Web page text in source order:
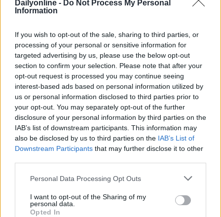
Dailyonline - Do Not Process My Personal
Information
If you wish to opt-out of the sale, sharing to third parties, or
processing of your personal or sensitive information for
targeted advertising by us, please use the below opt-out
section to confirm your selection. Please note that after your
opt-out request is processed you may continue seeing
interest-based ads based on personal information utilized by
us or personal information disclosed to third parties prior to
your opt-out. You may separately opt-out of the further
disclosure of your personal information by third parties on the
IAB’s list of downstream participants. This information may
also be disclosed by us to third parties on the IAB’s List of
Downstream Participants that may further disclose it to other
Personal Data Processing Opt Outs
I want to opt-out of the Sharing of my
personal data.
Opted In
nostro impegno è offrire soluzioni di pagamento
semplice, fluido e inclusivo. Crediamo in una città
sempre più smart, sostenibile e connessa, dove anche
un viaggio in metropolitana, come raccontato da
progetti come questo, può diventare un’esperienza
culturale e condivisa.” – ha dichiaratoLuca Corti
Country Manager Italia di Mastercard.
I partner
Hanno contribuito al progetto anche importanti realtà
culturali e accademiche della città, tra cui:
Dipartimento di Comunicazione e Ricerca Sociale –
Sapienza Università di Roma;IED Istituto Europeo
di Design;Centro Sperimentale di Cinematografia
Selvaggi;Accademia Griffit;Museo delle Periferie
Ecomuseo Casilino